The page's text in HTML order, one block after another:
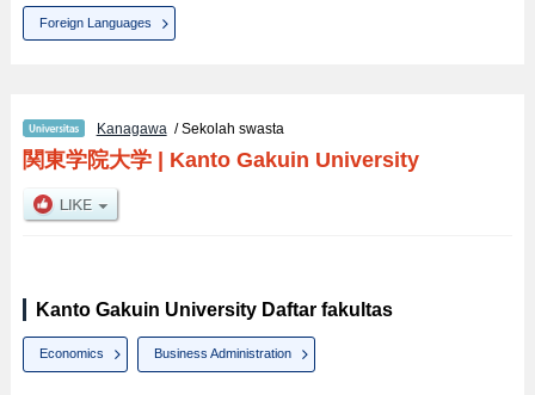
Foreign Languages
Kanagawa/ Sekolah swasta
関東学院大学| Kanto Gakuin University
Kanto Gakuin University Daftar fakultas
Economics Business Administration